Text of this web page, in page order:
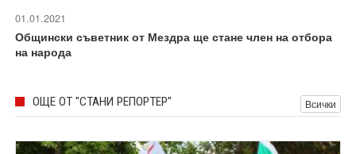
01.01.2021
Общински съветник от Мездра ще стане член на отбора
на народа
ОЩЕ ОТ "СТАНИ РЕПОРТЕР" Всички